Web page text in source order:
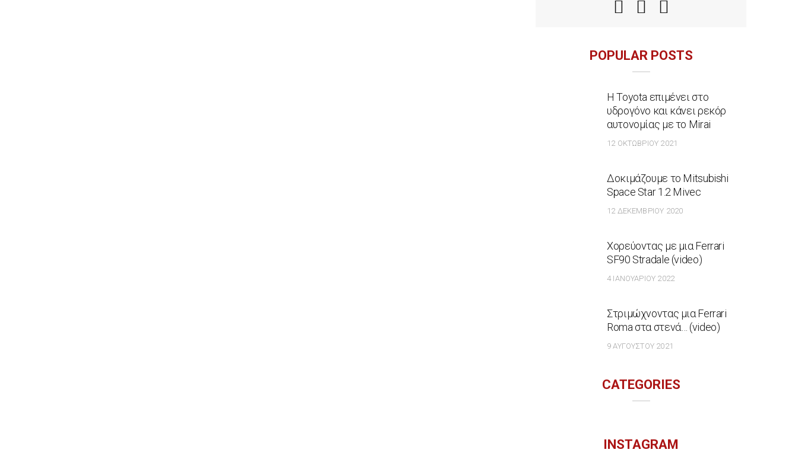
POPULAR POSTS
Η Toyota επιμένει στο
υδρογόνο και κάνει ρεκόρ
αυτονομίας με το Mirai
12 ΟΚΤΩΒΡΊΟΥ 2021
Δοκιμάζουμε το Mitsubishi
Space Star 1.2 Mivec
12 ΔΕΚΕΜΒΡΊΟΥ 2020
Χορεύοντας με μια Ferrari
SF90 Stradale (video)
4 ΙΑΝΟΥΑΡΊΟΥ 2022
Στριμώχνοντας μια Ferrari
Roma στα στενά… (video)
9 ΑΥΓΟΎΣΤΟΥ 2021
CATEGORIES
INSTAGRAM